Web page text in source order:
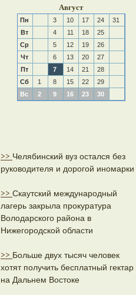
Август
Пн 3 10 17 24
31
Вт
4 11 18
25
Ср
5 12 19
26
Чт
6 13 20
27
Пт
7 14 21
28
Сб
1 8 15 22
29
Вс
2 9 16 23 30
>> Челябинский вуз остался без
руководителя и дорогой иномарки
>> Скаутский международный
лагерь закрыла прокуратура
Володарского района в
Нижегородской области
>> Больше двух тысяч человек
хотят получить бесплатный гектар
на Дальнем Востоке